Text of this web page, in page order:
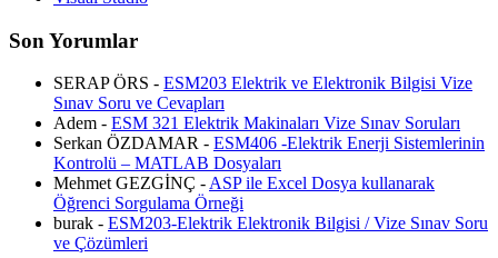
Son Yorumlar
SERAP ÖRS - ESM203 Elektrik ve Elektronik Bilgisi Vize
Sınav Soru ve Cevapları
Adem - ESM 321 Elektrik Makinaları Vize Sınav Soruları
Serkan ÖZDAMAR - ESM406 -Elektrik Enerji Sistemlerinin
Kontrolü – MATLAB Dosyaları
Mehmet GEZGİNÇ -ASP ile Excel Dosya kullanarak
Öğrenci Sorgulama Örneği
burak - ESM203-Elektrik Elektronik Bilgisi / Vize Sınav Soru
ve Çözümleri